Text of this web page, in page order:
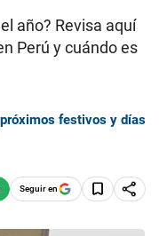
año? Revisa aquí
Perú y cuándo es
festivos y días
Seguir en